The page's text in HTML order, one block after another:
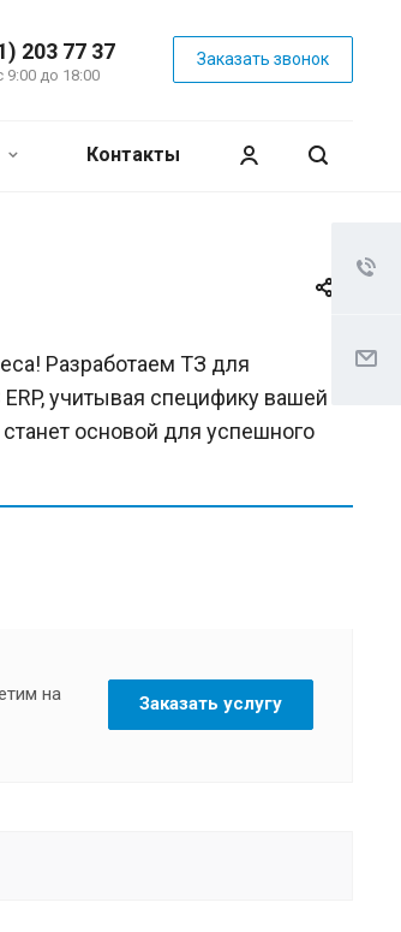
203 77 37
9:00 до 18:00
Заказать звонок
Контакты
Разработаем ТЗ для
учитывая специфику вашей
основой для успешного
на
Заказать услугу